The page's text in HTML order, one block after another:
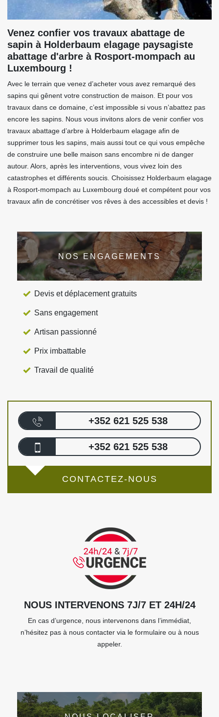
Venez confier vos travaux abattage de
sapin à Holderbaum elagage paysagiste
abattage d'arbre à Rosport-mompach au
Luxembourg !
Avec le terrain que venez d’acheter vous avez remarqué des
sapins qui gênent votre construction de maison. Et pour vos
travaux dans ce domaine, c’est impossible si vous n’abattez pas
encore les sapins. Nous vous invitons alors de venir confier vos
travaux abattage d’arbre à Holderbaum elagage afin de
supprimer tous les sapins, mais aussi tout ce qui vous empêche
de construire une belle maison sans encombre ni de danger
autour. Alors, après les interventions, vous vivez loin des
catastrophes et différents soucis. Choisissez Holderbaum elagage
à Rosport-mompach au Luxembourg doué et compétent pour vos
travaux afin de concrétiser vos rêves à des accessibles et devis !
NOS ENGAGEMENTS
Devis et déplacement gratuits
Sans engagement
Artisan passionné
Prix imbattable
Travail de qualité
+352 621 525 538
+352 621 525 538
CONTACTEZ-NOUS
NOUS INTERVENONS 7J/7 ET 24H/24
En cas d’urgence, nous intervenons dans l’immédiat,
n’hésitez pas à nous contacter via le formulaire ou à nous
appeler.